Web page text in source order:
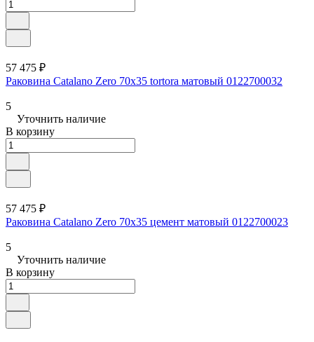
57 475 ₽
Раковина Catalano Zero 70x35 tortora матовый 0122700032
5
Уточнить наличие
В корзину
57 475 ₽
Раковина Catalano Zero 70x35 цемент матовый 0122700023
5
Уточнить наличие
В корзину